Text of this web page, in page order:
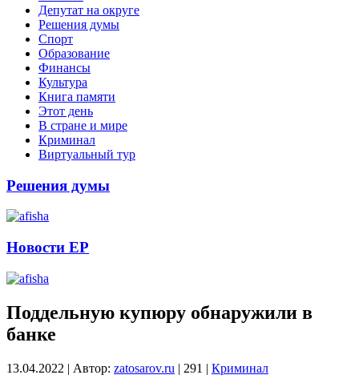
Депутат на округе
Решения думы
Спорт
Образование
Финансы
Культура
Книга памяти
Этот день
В стране и мире
Криминал
Виртуальный тур
Решения думы
Новости ЕР
Поддельную купюру обнаружили в
банке
13.04.2022 | Автор: zatosarov.ru | 291 | Криминал